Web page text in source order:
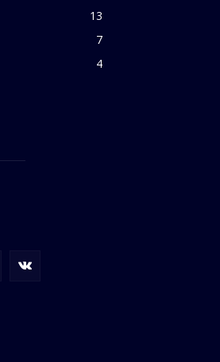
13
7
4